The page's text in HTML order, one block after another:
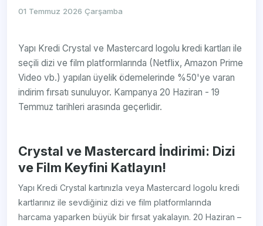
01 Temmuz 2026 Çarşamba
Yapı Kredi Crystal ve Mastercard logolu kredi kartları ile
seçili dizi ve film platformlarında (Netflix, Amazon Prime
Video vb.) yapılan üyelik ödemelerinde %50'ye varan
indirim fırsatı sunuluyor. Kampanya 20 Haziran - 19
Temmuz tarihleri arasında geçerlidir.
Crystal ve Mastercard İndirimi: Dizi
ve Film Keyfini Katlayın!
Yapı Kredi Crystal kartınızla veya Mastercard logolu kredi
kartlarınız ile sevdiğiniz dizi ve film platformlarında
harcama yaparken büyük bir fırsat yakalayın. 20 Haziran –